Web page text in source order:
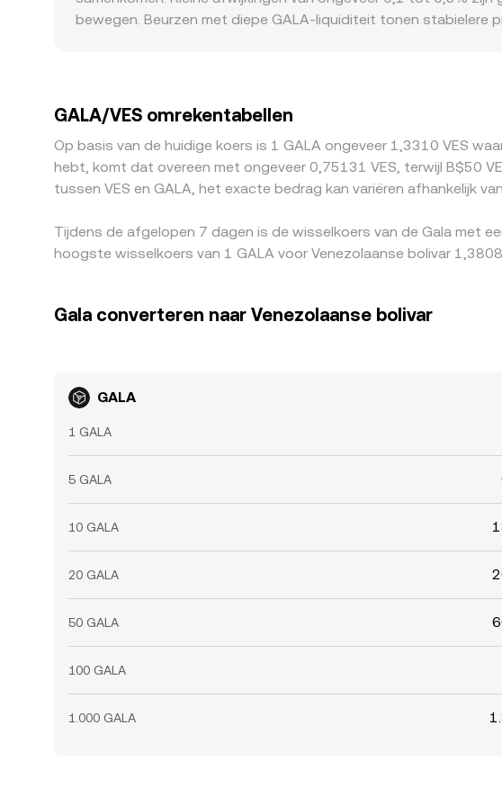
beurzen de DEX-koers doorgaans weer richting de globale
bewegen. Beurzen met diepe GALA-liquiditeit tonen stabielere
een andere route voor de omzetting gebruiken. Arbitrage helpt
verplaatsen, maar is niet perfect door vergoedingen, opname-
GALA/VES omrekentabellen
Op basis van de huidige koers is 1 GALA ongeveer 1,3310 VES
hebt, komt dat overeen met ongeveer 0,75131 VES, terwijl B$50
tussen VES en GALA, het exacte bedrag kan variëren afhankelijk
Tijdens de afgelopen 7 dagen is de wisselkoers van de Gala met
hoogste wisselkoers van 1 GALA voor Venezolaanse bolivar
Gala converteren naar Venezolaanse bolivar
GALA
1 GALA
5 GALA
10 GALA
20 GALA
50 GALA
100 GALA
1.000 GALA